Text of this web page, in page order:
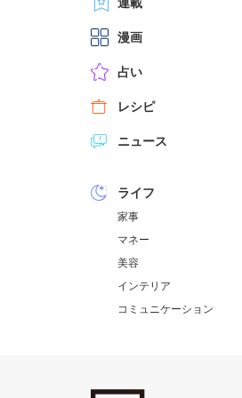
漫画
占い
レシピ
ニュース
ライフ
家事
マネー
美容
インテリア
コミュニケーション